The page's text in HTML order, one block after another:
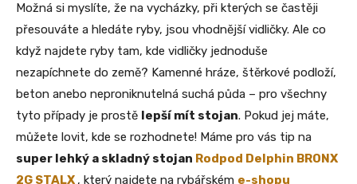
Možná si myslíte, že na vycházky, při kterých se častěji
přesouváte a hledáte ryby, jsou vhodnější vidličky. Ale co
když najdete ryby tam, kde vidličky jednoduše
nezapíchnete do země? Kamenné hráze, štěrkové podloží,
beton anebo neproniknutelná suchá půda – pro všechny
tyto případy je prostě lepší mít stojan. Pokud jej máte,
můžete lovit, kde se rozhodnete! Máme pro vás tip na
super lehký a skladný stojan Rodpod Delphin BRONX
2G STALX , který najdete na rybářském e-shopu